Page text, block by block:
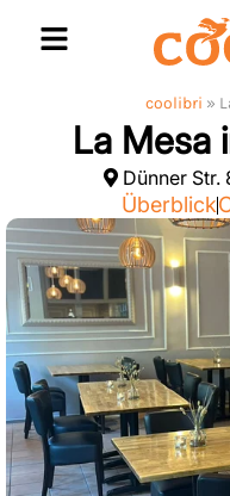
coolibri »
La Mesa
Dünner Str.
Überblick